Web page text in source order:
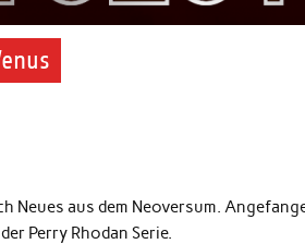
Neues aus dem Neoversum.
Perry Rhodan Serie.